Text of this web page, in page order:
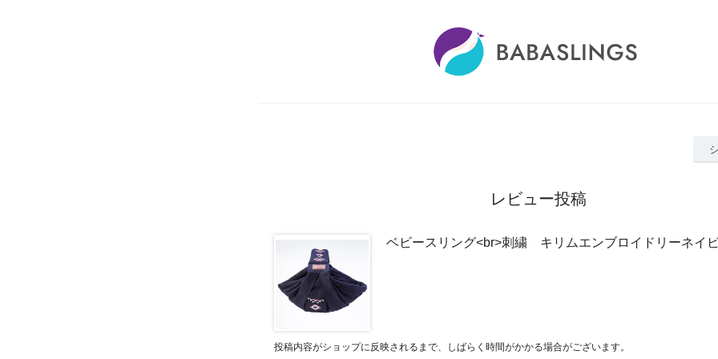
レビュー投稿
ベビースリング<br>刺繍 キリムエンブロイドリーネイ
投稿内容がショップに反映されるまで、しばらく時間がかかる場合がございます。